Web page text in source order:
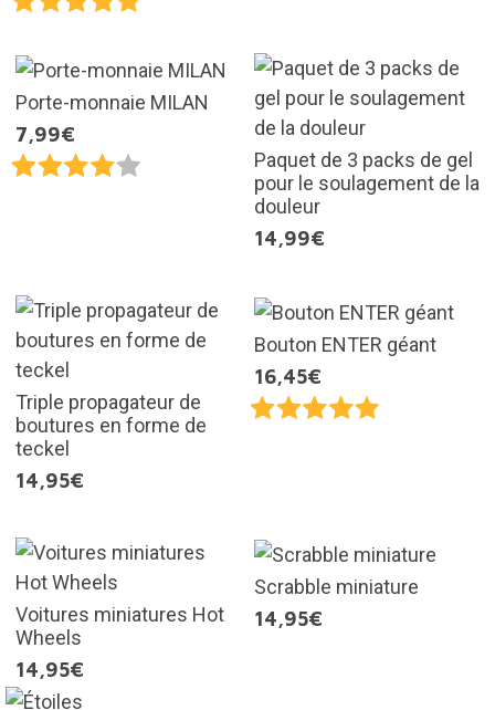
Porte-monnaie MILAN
7,99€
Paquet de 3 packs de gel
pour le soulagement de la
douleur
14,99€
Triple propagateur de
boutures en forme de
teckel
14,95€
Bouton ENTER géant
16,45€
Voitures miniatures Hot
Wheels
14,95€
Scrabble miniature
14,95€